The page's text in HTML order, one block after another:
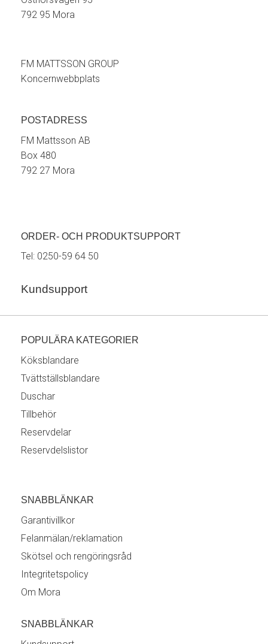
792 95 Mora
FM MATTSSON GROUP
Koncernwebbplats
POSTADRESS
FM Mattsson AB
Box 480
792 27 Mora
ORDER- OCH PRODUKTSUPPORT
Tel: 0250-59 64 50
Kundsupport
POPULÄRA KATEGORIER
Köksblandare
Tvättställsblandare
Duschar
Tillbehör
Reservdelar
Reservdelslistor
SNABBLÄNKAR
Garantivillkor
Felanmälan/reklamation
Skötsel och rengöringsråd
Integritetspolicy
Om Mora
SNABBLÄNKAR